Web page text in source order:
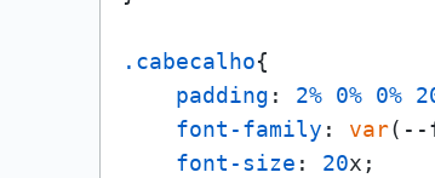
.cabecalho{
padding : 2% 0% 0%
font-family : var(--
font-size : 20x;